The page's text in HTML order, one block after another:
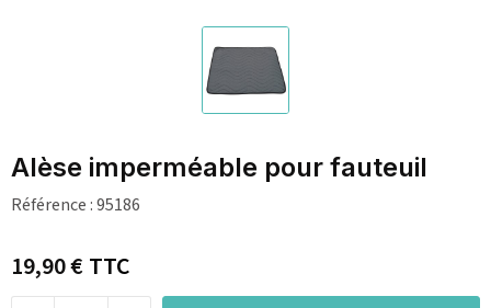
Alèse imperméable pour fauteuil
Référence :95186
19,90 €TTC